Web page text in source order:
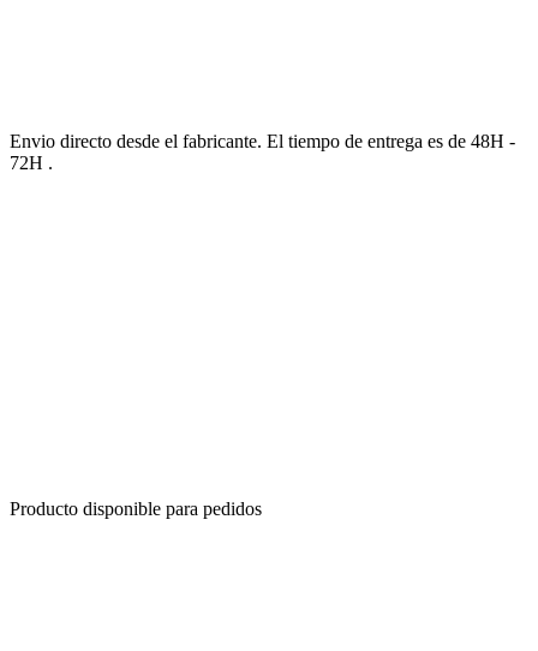
Envio directo desde el fabricante. El tiempo de entrega es de 48H -
72H .
Producto disponible para pedidos